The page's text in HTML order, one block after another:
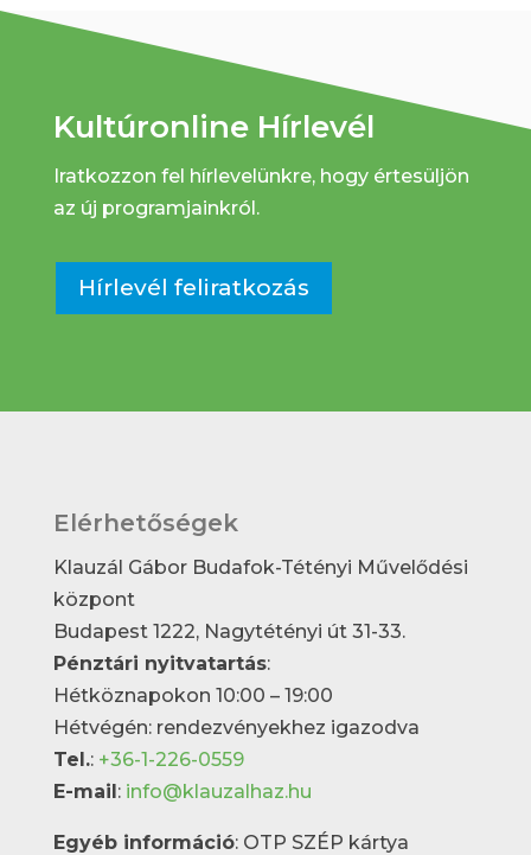
Kultúronline Hírlevél
Iratkozzon fel hírlevelünkre, hogy értesüljön
az új programjainkról.
Hírlevél feliratkozás
Elérhetőségek
Klauzál Gábor Budafok-Tétényi Művelődési
központ
Budapest 1222, Nagytétényi út 31-33.
Pénztári nyitvatartás:
Hétköznapokon 10:00 – 19:00
Hétvégén: rendezvényekhez igazodva
Tel.: +36-1-226-0559
E-mail: info@klauzalhaz.hu
Egyéb információ: OTP SZÉP kártya